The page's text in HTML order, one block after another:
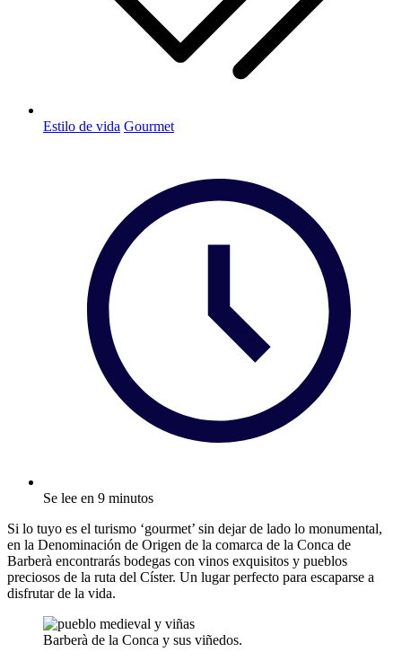
Estilo de vida Gourmet
Se lee en 9 minutos
Si lo tuyo es el turismo ‘gourmet’ sin dejar de lado lo monumental,
en la Denominación de Origen de la comarca de la Conca de
Barberà encontrarás bodegas con vinos exquisitos y pueblos
preciosos de la ruta del Císter. Un lugar perfecto para escaparse a
disfrutar de la vida.
Barberà de la Conca y sus viñedos.